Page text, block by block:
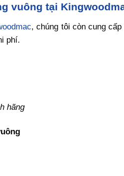
vuông tại
, chúng tôi còn cung cấp
phí.
hãng